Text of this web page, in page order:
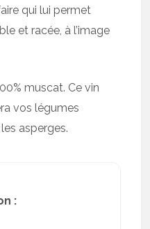
qui lui permet
et racée, à l’image
muscat. Ce vin
vos légumes
asperges.
: